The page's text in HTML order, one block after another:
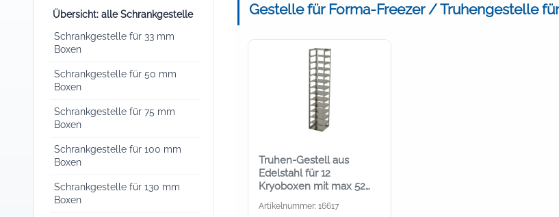
Übersicht: alle Schrankgestelle
Schrankgestelle für 33 mm
Boxen
Schrankgestelle für 50 mm
Boxen
Schrankgestelle für 75 mm
Boxen
Schrankgestelle für 100 mm
Boxen
Schrankgestelle für 130 mm
Boxen
Gestelle für Forma-Freezer / Truhengestelle
Truhen-Gestell aus
Edelstahl für 12
Kryoboxen mit max 52
mm Höhe
Artikelnummer: 16617